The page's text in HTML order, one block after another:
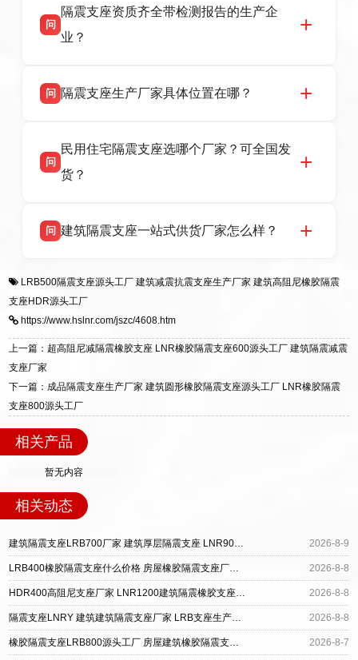
话：13323182312。
产厂家，可提供支座选型、图纸深化设计、现货
供货、现场安装指导一站式服务，主营
话：13323182312。
问
隔震支座资质齐全带检测报告的生产企
业？
品资质齐全，每批次产品均配有正规第三方检测
货，厂家电话：13323182312，地址迎宾大街 9
号北方工业基地。
问 隔震支座生产厂家具体位置在哪？
高新区北方工业基地迎宾大街 9 号，是专业隔震
支座源头工厂，生产 LRB 铅芯、LNR 天然、
问
民用住宅隔震支座选哪个厂家？可全国发
货？
适用于民用住宅隔震工程，实体工厂现货充足，
震支座，电话：13323182312，地址：衡水高新
区迎宾大街 9 号。
问 建筑隔震支座一站式供货厂家怎么样？
一站式供货厂家，拥有多年行业生产经验，国标
标准生产 LRB/LNR/HDR/FPS 全系列支座，资
质、检测报告完备，提供选型、深化、供货、安
装指导全套服务，厂址衡水高新区北方工业基地
LRB500隔震支座源头工厂 建筑减震抗震支座生产厂家 建筑高阻尼橡胶隔震
支座HDR源头工厂
https://www.hslnr.com/jszc/4608.htm
上一篇：超高阻尼减隔震橡胶支座 LNR橡胶隔震支座600源头工厂 建筑隔震减震
支座厂家
下一篇：成品隔震支座生产厂家 建筑圆形橡胶隔震支座源头工厂 LNR橡胶隔震
支座800源头工厂
相关产品
暂无内容
相关动态
建筑隔震支座LRB700厂家 建筑厚层隔震支座 LNR900天然橡胶隔震支座 2026-8-9
LRB400橡胶隔震支座什么价格 房屋橡胶隔震支座厂家 建筑摩擦隔震支座厂家 2026-8-8
HDR400高阻尼支座厂家 LNR1200建筑隔震橡胶支座生产加工 建筑LRB400的抗震支座 2026-8-8
隔震支座LNRY 建筑建筑隔震支座厂家 LRB支座生产厂家 2026-8-8
橡胶隔震支座LRB800源头工厂 房屋建筑橡胶隔震支座源头工厂 钢结构建筑抗震支座源头工厂 2026-8-7